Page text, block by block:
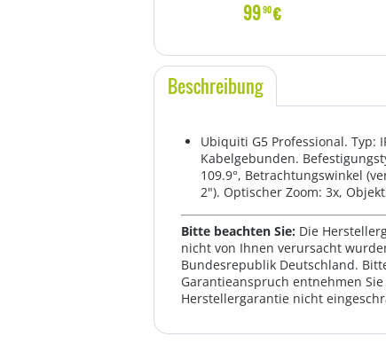
9990€
Beschreibung
Ubiquiti G5 Professional. Typ:
Kabelgebunden.
109.9°, Betrachtungswinkel
2"). Optischer Zoom: 3x,
Bitte beachten Sie: Die
nicht von Ihnen verursacht
Bundesrepublik Deutschland.
Garantieanspruch entnehmen
Herstellergarantie nicht